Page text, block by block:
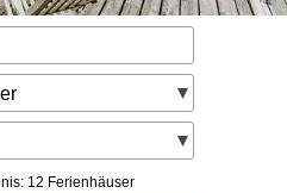
12 Ferienhäuser